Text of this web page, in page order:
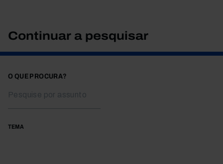
Continuar a pesquisar
O QUE PROCURA?
TEMA